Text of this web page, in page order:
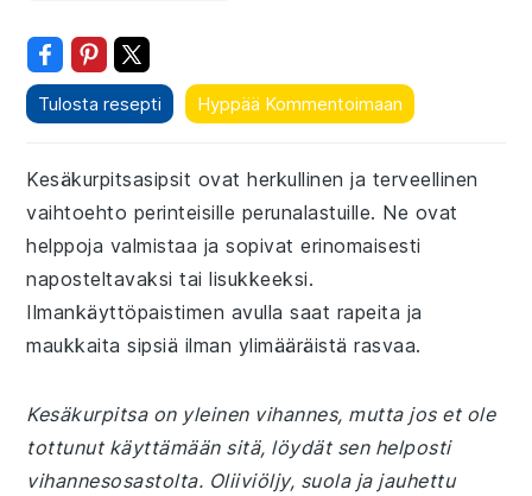
Tulosta resepti Hyppää Kommentoimaan
Kesäkurpitsasipsit ovat herkullinen ja terveellinen
vaihtoehto perinteisille perunalastuille. Ne ovat
helppoja valmistaa ja sopivat erinomaisesti
naposteltavaksi tai lisukkeeksi.
Ilmankäyttöpaistimen avulla saat rapeita ja
maukkaita sipsiä ilman ylimääräistä rasvaa.
Kesäkurpitsa on yleinen vihannes, mutta jos et ole
tottunut käyttämään sitä, löydät sen helposti
vihannesosastolta. Oliiviöljy, suola ja jauhettu